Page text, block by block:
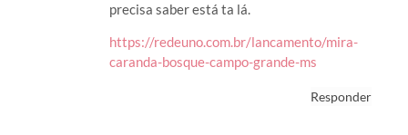
precisa saber está ta lá.
https://redeuno.com.br/lancamento/mira-
caranda-bosque-campo-grande-ms
Responder